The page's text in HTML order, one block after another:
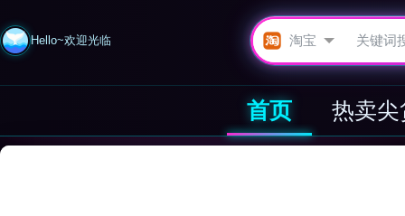
Hello~欢迎光临
首页 热卖尖